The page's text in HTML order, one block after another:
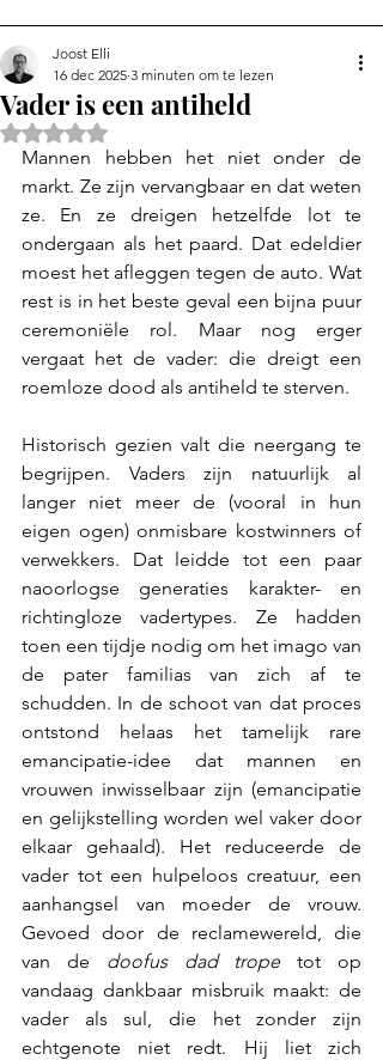
Vader is een antiheld
Joost Elli
16 dec 2025 3 minuten om te lezen
Beoordeeld met NaN uit 5 sterren.
Mannen hebben het niet onder de
markt. Ze zijn vervangbaar en dat weten
ze. En ze dreigen hetzelfde lot te
ondergaan als het paard. Dat edeldier
moest het afleggen tegen de auto. Wat
rest is in het beste geval een bijna puur
ceremoniële rol. Maar nog erger
vergaat het de vader: die dreigt een
roemloze dood als antiheld te sterven.
Historisch gezien valt die neergang te
begrijpen. Vaders zijn natuurlijk al
langer niet meer de (vooral in hun
eigen ogen) onmisbare kostwinners of
verwekkers. Dat leidde tot een paar
naoorlogse generaties karakter- en
richtingloze vadertypes. Ze hadden
toen een tijdje nodig om het imago van
de pater familias van zich af te
schudden. In de schoot van dat proces
ontstond helaas het tamelijk rare
emancipatie-idee dat mannen en
vrouwen inwisselbaar zijn (emancipatie
en gelijkstelling worden wel vaker door
elkaar gehaald). Het reduceerde de
vader tot een hulpeloos creatuur, een
aanhangsel van moeder de vrouw.
Gevoed door de reclamewereld, die
van de doofus dad trope tot op
vandaag dankbaar misbruik maakt: de
vader als sul, die het zonder zijn
echtgenote niet redt. Hij liet zich